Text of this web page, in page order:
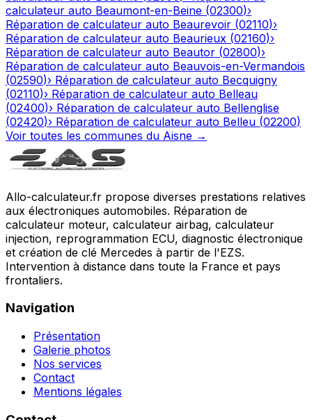
calculateur auto Beaumont-en-Beine (02300)›
Réparation de calculateur auto Beaurevoir (02110)›
Réparation de calculateur auto Beaurieux (02160)›
Réparation de calculateur auto Beautor (02800)›
Réparation de calculateur auto Beauvois-en-Vermandois
(02590)› Réparation de calculateur auto Becquigny
(02110)› Réparation de calculateur auto Belleau
(02400)› Réparation de calculateur auto Bellenglise
(02420)› Réparation de calculateur auto Belleu (02200)
Voir toutes les communes du Aisne →
Allo-calculateur.fr propose diverses prestations relatives
aux électroniques automobiles. Réparation de
calculateur moteur, calculateur airbag, calculateur
injection, reprogrammation ECU, diagnostic électronique
et création de clé Mercedes à partir de l'EZS.
Intervention à distance dans toute la France et pays
frontaliers.
Navigation
Présentation
Galerie photos
Nos services
Contact
Mentions légales